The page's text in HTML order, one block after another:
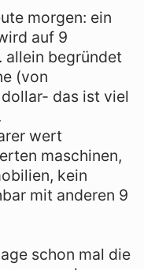
morgen: ein
auf 9
allein begründet
(von
das ist viel
wert
maschinen,
kein
mit anderen 9
schon mal die